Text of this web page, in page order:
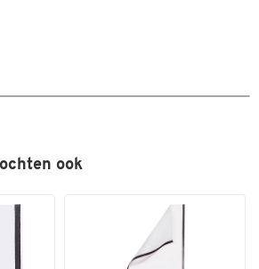
brochurekasten
ook